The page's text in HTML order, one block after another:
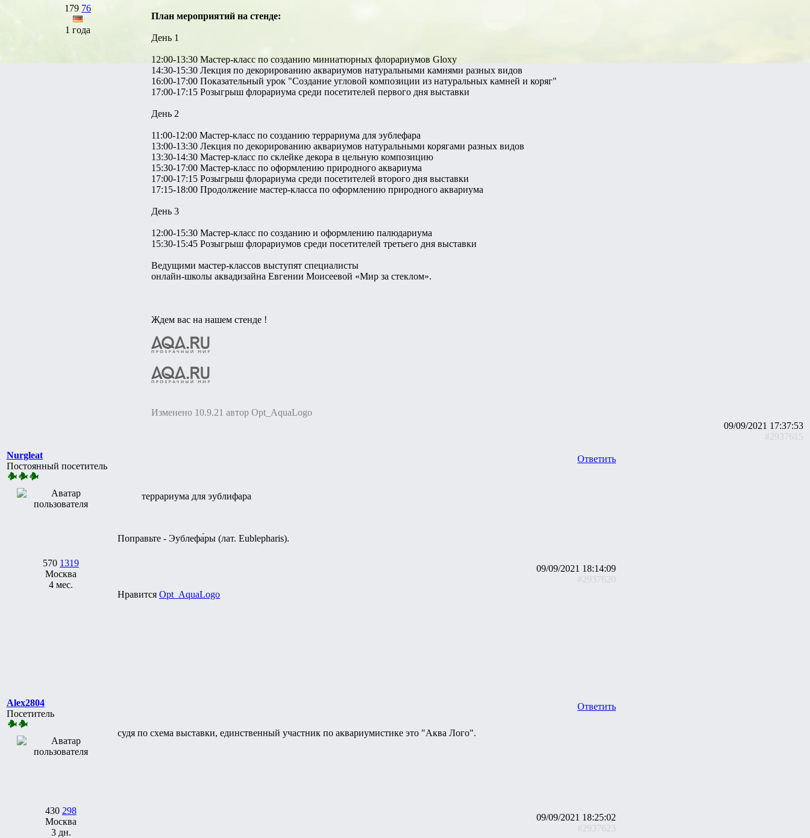
179 76
1 года
План мероприятий на стенде:
День 1
12:00-13:30 Мастер-класс по созданию миниатюрных флорариумов Gloxy
14:30-15:30 Лекция по декорированию аквариумов натуральными камнями разных видов
16:00-17:00 Показательный урок "Создание угловой композиции из натуральных камней и коряг"
17:00-17:15 Розыгрыш флорариума среди посетителей первого дня выставки
День 2
11:00-12:00 Мастер-класс по созданию террариума для эублефара
13:00-13:30 Лекция по декорированию аквариумов натуральными корягами разных видов
13:30-14:30 Мастер-класс по склейке декора в цельную композицию
15:30-17:00 Мастер-класс по оформлению природного аквариума
17:00-17:15 Розыгрыш флорариума среди посетителей второго дня выставки
17:15-18:00 Продолжение мастер-класса по оформлению природного аквариума
День 3
12:00-15:30 Мастер-класс по созданию и оформлению палюдариума
15:30-15:45 Розыгрыш флорариумов среди посетителей третьего дня выставки
Ведущими мастер-классов выступят специалисты
онлайн-школы аквадизайна Евгении Моисеевой «Мир за стеклом».
Ждем вас на нашем стенде !
Изменено 10.9.21 автор Opt_AquaLogo
09/09/2021 17:37:53
#2937615
Nurgleat
Постоянный посетитель
570 1319
Москва
4 мес.
Ответить
террариума для эублифара
Поправьте - Эублефа́ры (лат. Eublepharis).
09/09/2021 18:14:09
#2937620
Нравится Opt_AquaLogo
Alex2804
Посетитель
430 298
Москва
3 дн.
Ответить
судя по схема выставки, единственный участник по аквариумистике это "Аква Лого".
09/09/2021 18:25:02
#2937623